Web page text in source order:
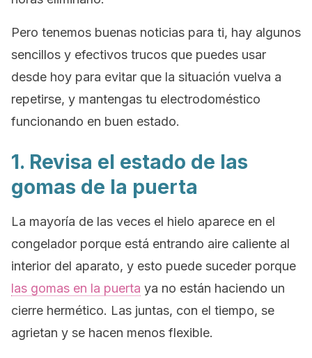
Pero tenemos buenas noticias para ti, hay algunos
sencillos y efectivos trucos que puedes usar
desde hoy para evitar que la situación vuelva a
repetirse, y mantengas tu electrodoméstico
funcionando en buen estado.
1. Revisa el estado de las
gomas de la puerta
La mayoría de las veces el hielo aparece en el
congelador porque está entrando aire caliente al
interior del aparato, y esto puede suceder porque
las gomas en la puerta ya no están haciendo un
cierre hermético. Las juntas, con el tiempo, se
agrietan y se hacen menos flexible.